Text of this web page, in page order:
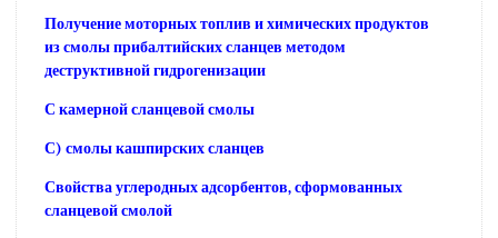
Получение моторных топлив и химических продуктов
из смолы прибалтийских сланцев методом
деструктивной гидрогенизации
С камерной сланцевой смолы
С) смолы кашпирских сланцев
Свойства углеродных адсорбентов, сформованных
сланцевой смолой